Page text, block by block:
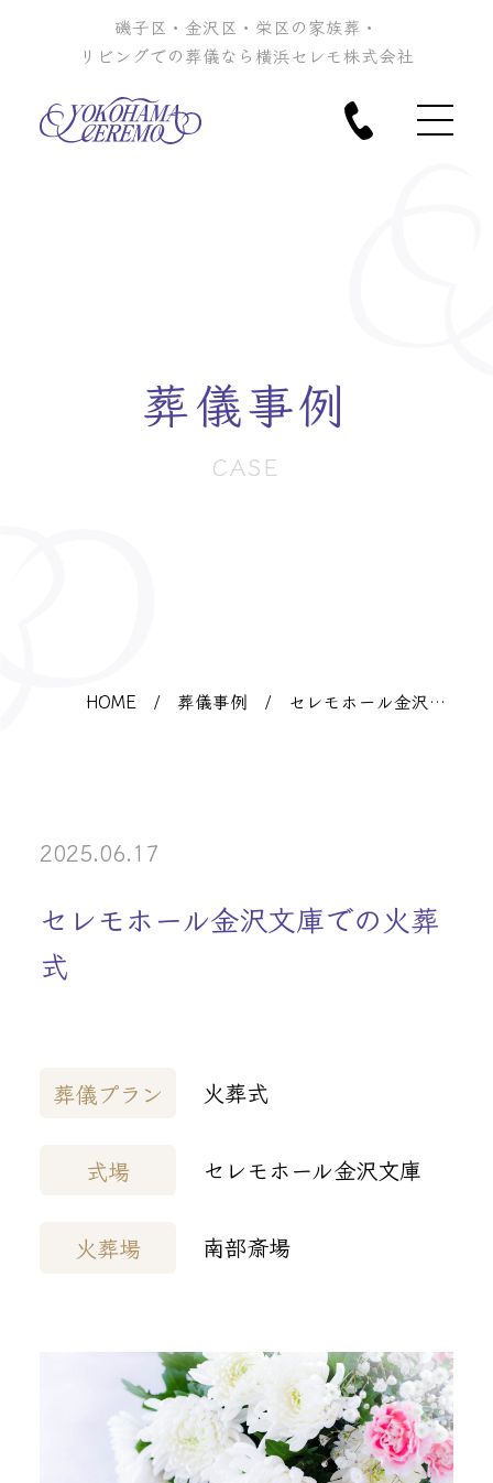
磯子区・金沢区・栄区の家族葬・
リビングでの葬儀なら横浜セレモ株式会社
葬儀事例
CASE
HOME / 葬儀事例 / セレモホール金沢文
庫での火葬式
2025.06.17
セレモホール金沢文庫での火葬
式
葬儀プラン 火葬式
式場 セレモホール金沢文庫
火葬場 南部斎場